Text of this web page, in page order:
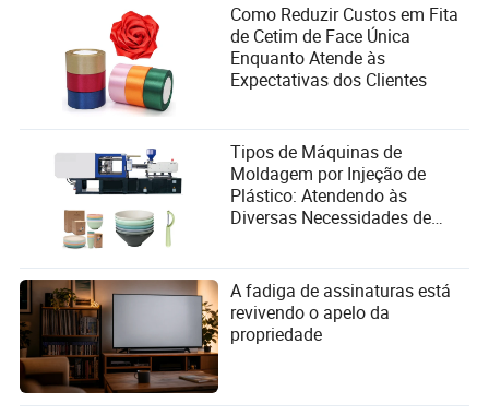
Como Reduzir Custos em Fita
de Cetim de Face Única
Enquanto Atende às
Expectativas dos Clientes
Tipos de Máquinas de
Moldagem por Injeção de
Plástico: Atendendo às
Diversas Necessidades de
A fadiga de assinaturas está
revivendo o apelo da
propriedade